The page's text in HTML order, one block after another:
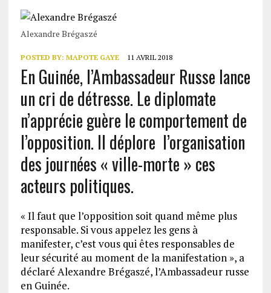
Alexandre Brégaszé
POSTED BY: MAPOTE GAYE 11 AVRIL 2018
En Guinée, l’Ambassadeur Russe lance
un cri de détresse. Le diplomate
n’apprécie guère le comportement de
l’opposition. Il déplore l’organisation
des journées « ville-morte » ces
acteurs politiques.
« Il faut que l’opposition soit quand même plus
responsable. Si vous appelez les gens à
manifester, c’est vous qui êtes responsables de
leur sécurité au moment de la manifestation », a
déclaré Alexandre Brégaszé, l’Ambassadeur russe
en Guinée.